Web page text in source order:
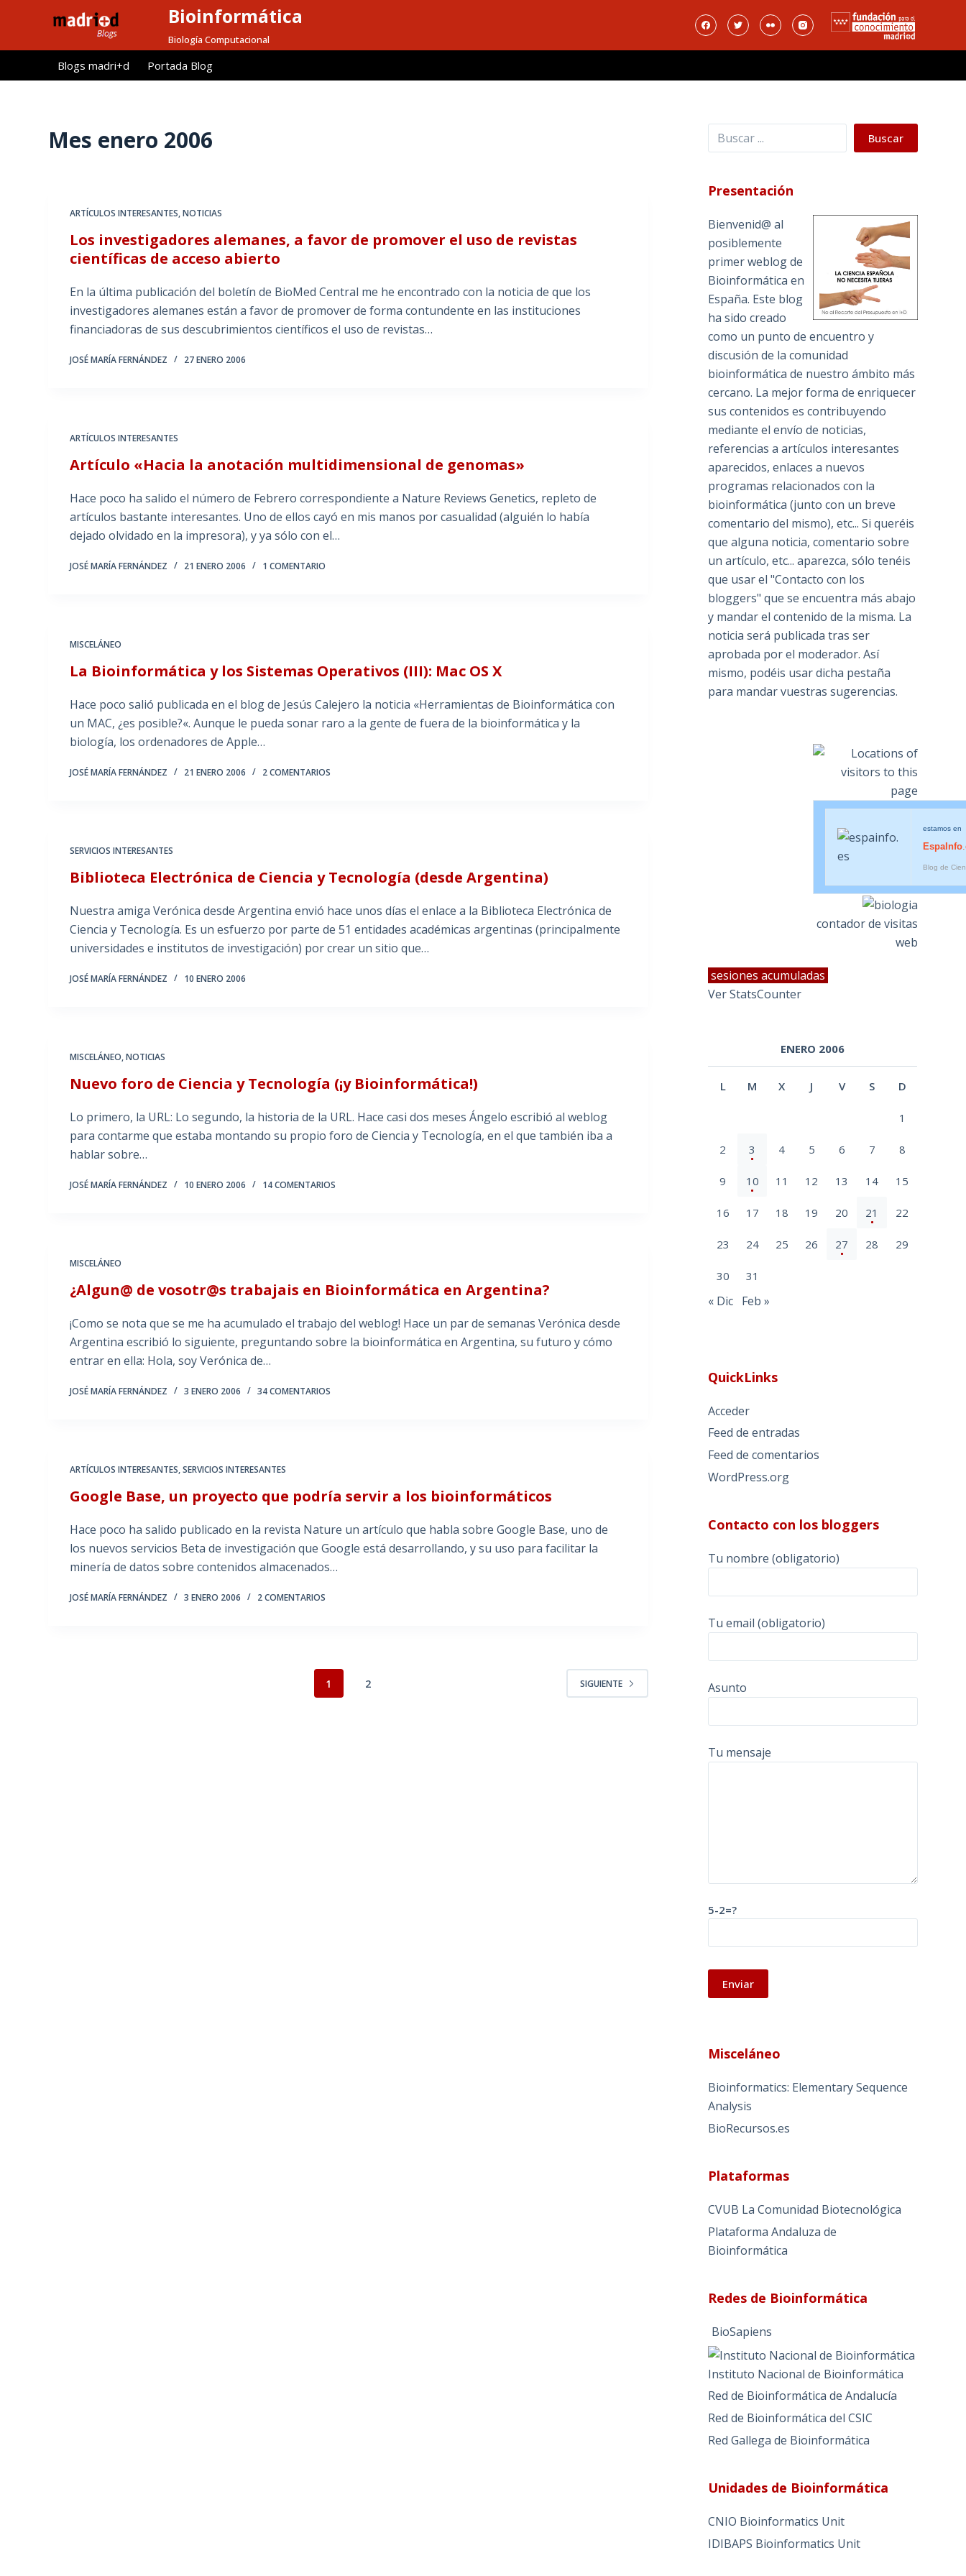
l
Bioinformática
Biología Computacional
Blogs madri+d Portada Blog
Mes enero 2006
ARTÍCULOS INTERESANTES,NOTICIAS
Los investigadores alemanes, a favor de promover el uso de revistas
científicas de acceso abierto
En la última publicación del boletín de BioMed Central me he encontrado con la noticia de que los
investigadores alemanes están a favor de promover de forma contundente en las instituciones
financiadoras de sus descubrimientos científicos el uso de revistas…
JOSÉ MARÍA FERNÁNDEZ 27 ENERO 2006
ARTÍCULOS INTERESANTES
Artículo «Hacia la anotación multidimensional de genomas»
Hace poco ha salido el número de Febrero correspondiente a Nature Reviews Genetics, repleto de
artículos bastante interesantes. Uno de ellos cayó en mis manos por casualidad (alguién lo había
dejado olvidado en la impresora), y ya sólo con el…
JOSÉ MARÍA FERNÁNDEZ 21 ENERO 2006 1 COMENTARIO
MISCELÁNEO
La Bioinformática y los Sistemas Operativos (III): Mac OS X
Hace poco salió publicada en el blog de Jesús Calejero la noticia «Herramientas de Bioinformática con
un MAC, ¿es posible?«. Aunque le pueda sonar raro a la gente de fuera de la bioinformática y la
biología, los ordenadores de Apple…
JOSÉ MARÍA FERNÁNDEZ 21 ENERO 2006 2 COMENTARIOS
SERVICIOS INTERESANTES
Biblioteca Electrónica de Ciencia y Tecnología (desde Argentina)
Nuestra amiga Verónica desde Argentina envió hace unos días el enlace a la Biblioteca Electrónica de
Ciencia y Tecnología. Es un esfuerzo por parte de 51 entidades académicas argentinas (principalmente
universidades e institutos de investigación) por crear un sitio que…
JOSÉ MARÍA FERNÁNDEZ 10 ENERO 2006
MISCELÁNEO,NOTICIAS
Nuevo foro de Ciencia y Tecnología (¡y Bioinformática!)
Lo primero, la URL: Lo segundo, la historia de la URL. Hace casi dos meses Ángelo escribió al weblog
para contarme que estaba montando su propio foro de Ciencia y Tecnología, en el que también iba a
hablar sobre…
JOSÉ MARÍA FERNÁNDEZ 10 ENERO 2006 14 COMENTARIOS
MISCELÁNEO
¿Algun@ de vosotr@s trabajais en Bioinformática en Argentina?
¡Como se nota que se me ha acumulado el trabajo del weblog! Hace un par de semanas Verónica desde
Argentina escribió lo siguiente, preguntando sobre la bioinformática en Argentina, su futuro y cómo
entrar en ella: Hola, soy Verónica de…
JOSÉ MARÍA FERNÁNDEZ 3 ENERO 2006 34 COMENTARIOS
ARTÍCULOS INTERESANTES,SERVICIOS INTERESANTES
Google Base, un proyecto que podría servir a los bioinformáticos
Hace poco ha salido publicado en la revista Nature un artículo que habla sobre Google Base, uno de
los nuevos servicios Beta de investigación que Google está desarrollando, y su uso para facilitar la
minería de datos sobre contenidos almacenados…
JOSÉ MARÍA FERNÁNDEZ 3 ENERO 2006 2 COMENTARIOS
1 2 SIGUIENTE
Buscar Buscar
Presentación
Bienvenid@ al
posiblemente
primer weblog de
Bioinformática en
España. Este blog
ha sido creado
como un punto de encuentro y
discusión de la comunidad
bioinformática de nuestro ámbito más
cercano. La mejor forma de enriquecer
sus contenidos es contribuyendo
mediante el envío de noticias,
referencias a artículos interesantes
aparecidos, enlaces a nuevos
programas relacionados con la
bioinformática (junto con un breve
comentario del mismo), etc... Si queréis
que alguna noticia, comentario sobre
un artículo, etc... aparezca, sólo tenéis
que usar el "Contacto con los
bloggers" que se encuentra más abajo
y mandar el contenido de la misma. La
noticia será publicada tras ser
aprobada por el moderador. Así
mismo, podéis usar dicha pestaña
para mandar vuestras sugerencias.
estamos en
EspaInfo
Blog de
contador de visitas
web
sesiones acumuladas
Ver StatsCounter
ENERO 2006
L M X J V S D
1
2 3 4 5 6 7 8
9 10 11 12 13 14 15
16 17 18 19 20 21 22
23 24 25 26 27 28 29
30 31
« Dic Feb »
QuickLinks
Acceder
Feed de entradas
Feed de comentarios
WordPress.org
Contacto con los bloggers
Tu nombre (obligatorio)
Tu email (obligatorio)
Asunto
Tu mensaje
5-2=?
t
r
n
a
v
:
Misceláneo
Bioinformatics: Elementary Sequence
Analysis
BioRecursos.es
Plataformas
CVUB La Comunidad Biotecnológica
Plataforma Andaluza de
Bioinformática
Redes de Bioinformática
BioSapiens
Instituto Nacional de Bioinformática
Red de Bioinformática de Andalucía
Red de Bioinformática del CSIC
Red Gallega de Bioinformática
Unidades de Bioinformática
CNIO Bioinformatics Unit
IDIBAPS Bioinformatics Unit